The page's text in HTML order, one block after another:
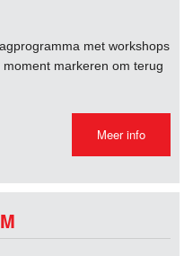
met workshops
markeren om terug
Meer info